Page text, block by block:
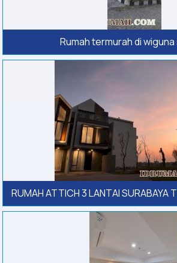
Rumah termurah di
RUMAH ATTICH 3 LANTAI SURABAYA